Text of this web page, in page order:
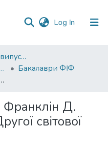
Log In (current)
01. Кваліфікаційні випускні роботи здобувачів вищої освіти
філософії
Бакалаври ФІФ
в роки Другої світової війни
Д.
світової